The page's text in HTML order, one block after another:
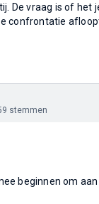
De vraag is of het
confrontatie
stemmen
beginnen om